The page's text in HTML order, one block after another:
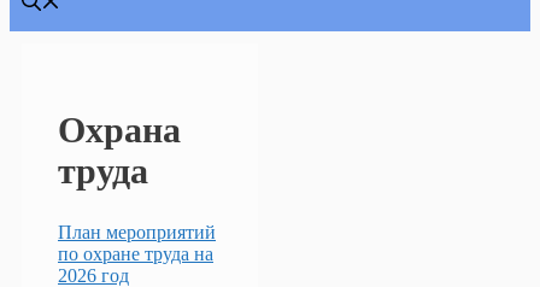
Охрана
труда
План мероприятий
по охране труда на
2026 год